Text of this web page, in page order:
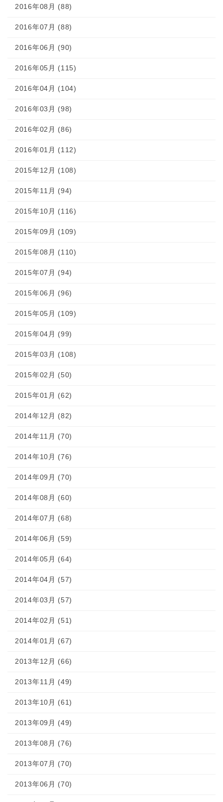
2016年08月 (88)
2016年07月 (88)
2016年06月 (90)
2016年05月 (115)
2016年04月 (104)
2016年03月 (98)
2016年02月 (86)
2016年01月 (112)
2015年12月 (108)
2015年11月 (94)
2015年10月 (116)
2015年09月 (109)
2015年08月 (110)
2015年07月 (94)
2015年06月 (96)
2015年05月 (109)
2015年04月 (99)
2015年03月 (108)
2015年02月 (50)
2015年01月 (62)
2014年12月 (82)
2014年11月 (70)
2014年10月 (76)
2014年09月 (70)
2014年08月 (60)
2014年07月 (68)
2014年06月 (59)
2014年05月 (64)
2014年04月 (57)
2014年03月 (57)
2014年02月 (51)
2014年01月 (67)
2013年12月 (66)
2013年11月 (49)
2013年10月 (61)
2013年09月 (49)
2013年08月 (76)
2013年07月 (70)
2013年06月 (70)